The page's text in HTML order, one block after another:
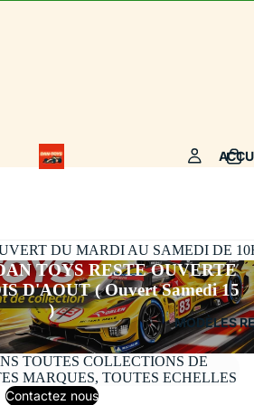
MODÈLES
DU MARDI AU SAMEDI DE
TOYS RESTE OUVERTE
D'AOUT ( Ouvert Samedi 15
)
TOUTES COLLECTIONS DE
MARQUES, TOUTES ECHELLES
Contactez nous